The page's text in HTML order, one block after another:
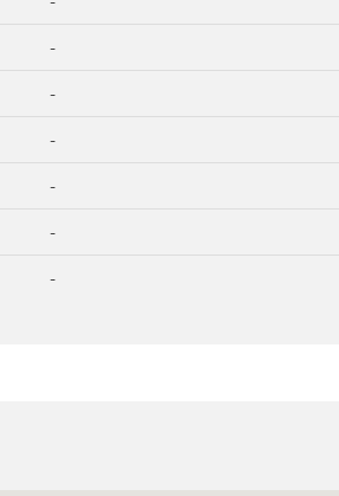
-
-
-
-
-
-